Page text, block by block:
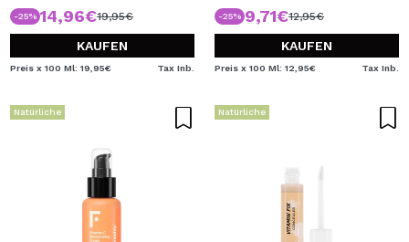
-25% 14,96€19,95€
KAUFEN
Preis x 100 Ml: 19,95€ Tax Inb.
-25% 9,71€12,95€
KAUFEN
Preis x 100 Ml: 12,95€ Tax Inb.
Natürliche Natürliche